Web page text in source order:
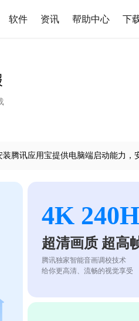
软件 资讯 帮助中心 下
装腾讯应用宝提供电脑端启动能力，
4K
超清画质 超高
腾讯独家智能音画调校技术
给你更高清、流畅的视觉享受